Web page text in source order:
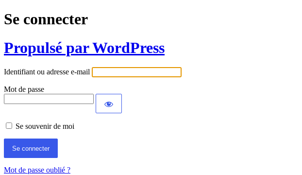
Se connecter
Propulsé par WordPress
Identifiant ou adresse e-mail
Mot de passe
Se souvenir de moi
Mot de passe oublié ?